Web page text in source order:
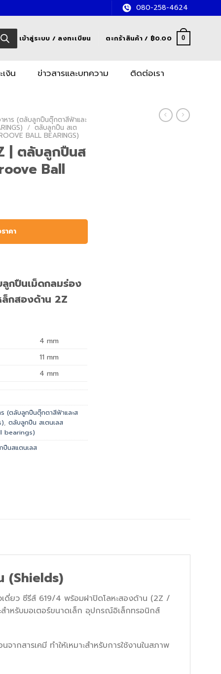
080-258-4624
เข้าสู่ระบบ / ลงทะเบียน ตะกร้าสินค้า / ฿0.00 0
เงิน ข่าวสารและบทความ ติดต่อเรา
าร (ตลับลูกปืนตุ๊กตาสีฟ้าและ
/ ตลับลูกปืน สเต
BALL BEARINGS)
| ตลับลูกปืนส
Ball
าคา
กปืนเม็ดกลมร่อง
กสองด้าน 2Z
4 mm
11 mm
4 mm
(ตลับลูกปืนตุ๊กตาสีฟ้าและส
ตลับลูกปืน สเตนเลส
bearings)
ปืนสแตนเลส
(Shields)
ดี่ยว ซีรีส์ 619/4 พร้อมฝาปิดโลหะสองด้าน (2Z /
ำหรับมอเตอร์ขนาดเล็ก อุปกรณ์อิเล็กทรอนิกส์
กสารเคมี ทำให้เหมาะสำหรับการใช้งานในสภาพ